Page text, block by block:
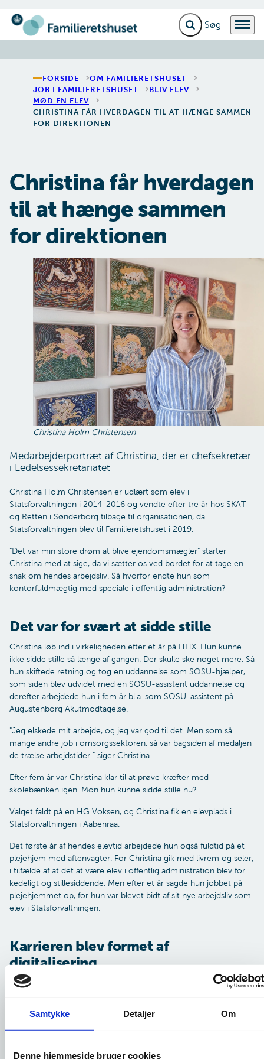
Samtykke Detaljer Om
Denne hjemmeside bruger cookies
Gå til forsiden Fold søgefelt ud
Menu
FORSIDE
OM FAMILIERETSHUSET
JOB I FAMILIERETSHUSET
BLIV ELEV
MØD EN ELEV
CHRISTINA FÅR HVERDAGEN TIL AT HÆNGE SAMMEN
FOR DIREKTIONEN
Christina får hverdagen
til at hænge sammen
for direktionen
Christina Holm Christensen
Medarbejderportræt af Christina, der er chefsekretær
i Ledelsessekretariatet
Christina Holm Christensen er udlært som elev i
Statsforvaltningen i 2014-2016 og vendte efter tre år hos SKAT
og Retten i Sønderborg tilbage til organisationen, da
Statsforvaltningen blev til Familieretshuset i 2019.
"Det var min store drøm at blive ejendomsmægler" starter
Christina med at sige, da vi sætter os ved bordet for at tage en
snak om hendes arbejdsliv. Så hvorfor endte hun som
kontorfuldmægtig med speciale i offentlig administration?
Det var for svært at sidde stille
Christina løb ind i virkeligheden efter et år på HHX. Hun kunne
ikke sidde stille så længe af gangen. Der skulle ske noget mere. Så
hun skiftede retning og tog en uddannelse som SOSU-hjælper,
som siden blev udvidet med en SOSU-assistent uddannelse og
derefter arbejdede hun i fem år bl.a. som SOSU-assistent på
Augustenborg Akutmodtagelse.
"Jeg elskede mit arbejde, og jeg var god til det. Men som så
mange andre job i omsorgssektoren, så var bagsiden af medaljen
de trælse arbejdstider " siger Christina.
Efter fem år var Christina klar til at prøve kræfter med
skolebænken igen. Mon hun kunne sidde stille nu?
Valget faldt på en HG Voksen, og Christina fik en elevplads i
Statsforvaltningen i Aabenraa.
Det første år af hendes elevtid arbejdede hun også fuldtid på et
plejehjem med aftenvagter. For Christina gik med livrem og seler,
i tilfælde af at det at være elev i offentlig administration blev for
kedeligt og stillesiddende. Men efter et år sagde hun jobbet på
plejehjemmet op, for hun var blevet bidt af sit nye arbejdsliv som
elev i Statsforvaltningen.
Karrieren blev formet af
digitalisering
I sin elevtid var Christina hovedsageligt tilknyttet HR-afdelingen.
Men elevtiden var alsidig, og Christina var på turnus i
organisationen hos bl.a. Mødebooking, Administrationen og i